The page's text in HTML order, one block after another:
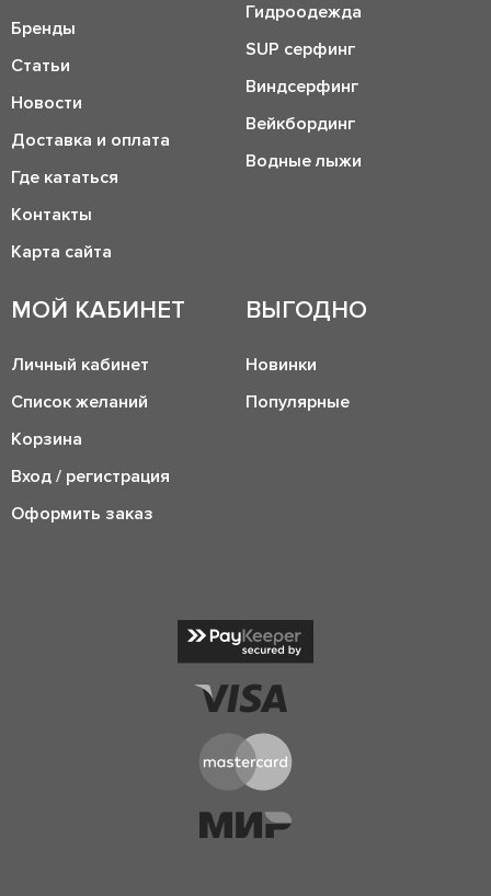
Бренды
Статьи
Новости
Доставка и оплата
Где кататься
Контакты
Карта сайта
Гидроодежда
SUP серфинг
Виндсерфинг
Вейкбординг
Водные лыжи
МОЙ КАБИНЕТ
Личный кабинет
Список желаний
Корзина
Вход / регистрация
Оформить заказ
ВЫГОДНО
Новинки
Популярные